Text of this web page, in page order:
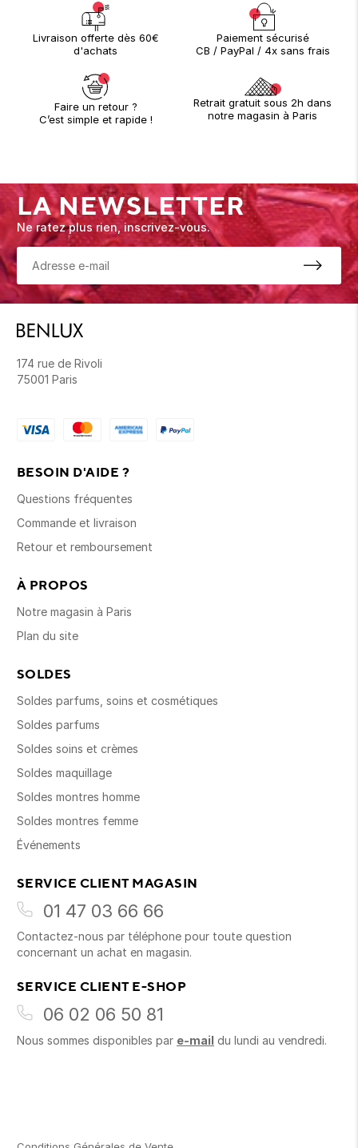
Livraison offerte dès 60€
d'achats
Paiement sécurisé
CB / PayPal / 4x sans frais
Faire un retour ?
C’est simple et rapide !
Retrait gratuit sous 2h dans
notre magasin à Paris
LA NEWSLETTER
Ne ratez plus rien, inscrivez-vous.
174 rue de Rivoli
75001 Paris
BESOIN D'AIDE ?
Questions fréquentes
Commande et livraison
Retour et remboursement
À PROPOS
Notre magasin à Paris
Plan du site
SOLDES
Soldes parfums, soins et cosmétiques
Soldes parfums
Soldes soins et crèmes
Soldes maquillage
Soldes montres homme
Soldes montres femme
Événements
SERVICE CLIENT MAGASIN
01 47 03 66 66
Contactez-nous par téléphone pour toute question
concernant un achat en magasin.
SERVICE CLIENT E-SHOP
06 02 06 50 81
Nous sommes disponibles par e-mail du lundi au vendredi.